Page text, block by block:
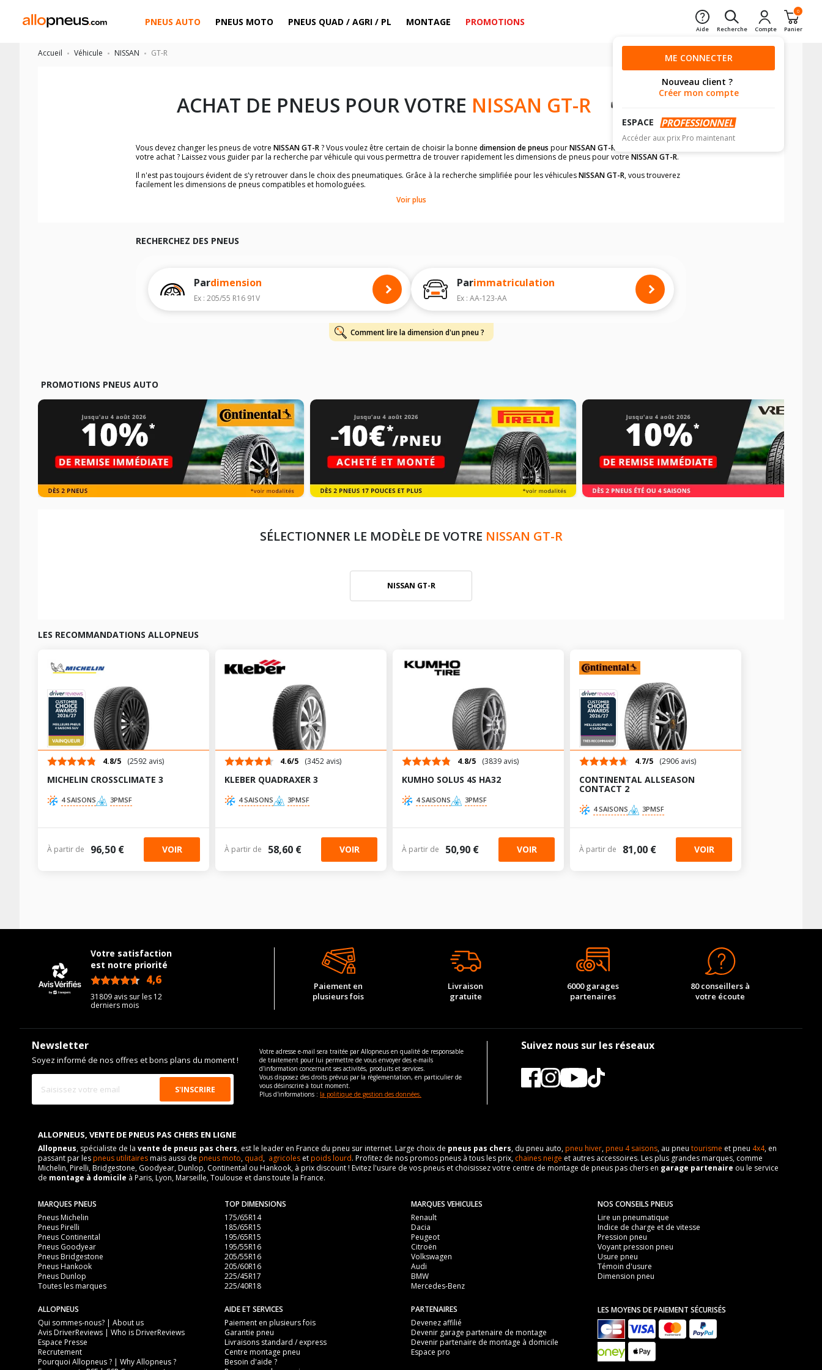
PNEUS AUTO PNEUS MOTO PNEUS QUAD / AGRI / PL MONTAGE PROMOTIONS
Aide Recherche Compte
0
Panier
ME CONNECTER
Nouveau client ?
Créer mon compte
ESPACE
Accéder aux prix Pro maintenant
Accueil Véhicule NISSAN GT-R
ACHAT DE PNEUS POUR VOTRE NISSAN GT-R
Vous devez changer les pneus de votre NISSAN GT-R? Vous voulez être certain de choisir la bonne dimension de pneus pourNISSAN GT-R
votre achat ? Laissez vous guider par la recherche par véhicule qui vous permettra de trouver rapidement les dimensions de pneus pour votre NISSAN GT-R.
Il n'est pas toujours évident de s'y retrouver dans le choix des pneumatiques. Grâce à la recherche simplifiée pour les véhiculesNISSAN GT-R, vous trouverez
facilement les dimensions de pneus compatibles et homologuées.
véhicule ainsi que sur l'étiquette collée à l'intérieur de la portière conducteur.
Pour cela, veuillez sélectionner le modèle de votre véhicule ci-dessous :
Voir plus
RECHERCHEZ DES PNEUS
Pardimension
Ex : 205/55 R16 91V
Parimmatriculation
Ex : AA-123-AA
Comment lire la dimension d'un pneu ?
PROMOTIONS PNEUS AUTO
SÉLECTIONNER LE MODÈLE DE VOTRE NISSAN GT-R
NISSAN GT-R
LES RECOMMANDATIONS ALLOPNEUS
4.8/5 (2592 avis)
MICHELIN CROSSCLIMATE 3
4 SAISONS 3PMSF
À partir de 96,50 € VOIR
4.6/5 (3452 avis)
KLEBER QUADRAXER 3
4 SAISONS 3PMSF
À partir de 58,60 € VOIR
4.8/5 (3839 avis)
KUMHO SOLUS 4S HA32
4 SAISONS 3PMSF
À partir de 50,90 € VOIR
4.7/5 (2906 avis)
CONTINENTAL ALLSEASON
CONTACT 2
4 SAISONS 3PMSF
À partir de 81,00 € VOIR
Votre satisfaction
est notre priorité
4,6
31809 avis sur les 12
derniers mois
Paiement en
plusieurs fois
Livraison
gratuite
6000 garages
partenaires
80 conseillers à
votre écoute
Newsletter
Soyez informé de nos offres et bons plans du moment !
Votre adresse e-mail sera traitée par Allopneus en qualité de responsable
de traitement pour lui permettre de vous envoyer des e-mails
d'information concernant ses activités, produits et services.
Vous disposez des droits prévus par la règlementation, en particulier de
vous désinscrire à tout moment.
Plus d'informations : la politique de gestion des données.
Suivez nous sur les réseaux
ALLOPNEUS, VENTE DE PNEUS PAS CHERS EN LIGNE
Allopneus, spécialiste de la vente de pneus pas chers, est le leader en France du pneu sur internet. Large choix de pneus pas chers, du pneu auto,pneu hiver,pneu 4 saisons, au pneu tourisme et pneu 4x4, en
passant par lespneus utilitairesmais aussi de pneus moto, quad, agricoles etpoids lourd. Profitez de nos promos pneus à tous les prix, chaines neige et autres accessoires. Les plus grandes marques, comme
Michelin, Pirelli, Bridgestone, Goodyear, Dunlop, Continental ou Hankook, à prix discount ! Evitez l'usure de vos pneus et choisissez votre centre de montage de pneus pas chers en garage partenaire ou le service
de montage à domicile à Paris, Lyon, Marseille, Toulouse et dans toute la France.
MARQUES PNEUS
Pneus Michelin
Pneus Pirelli
Pneus Continental
Pneus Goodyear
Pneus Bridgestone
Pneus Hankook
Pneus Dunlop
Toutes les marques
TOP DIMENSIONS
175/65R14
185/65R15
195/65R15
195/55R16
205/55R16
205/60R16
225/45R17
225/40R18
MARQUES VEHICULES
Renault
Dacia
Peugeot
Citroën
Volkswagen
Audi
BMW
Mercedes-Benz
NOS CONSEILS PNEUS
Lire un pneumatique
Indice de charge et de vitesse
Pression pneu
Voyant pression pneu
Usure pneu
Témoin d'usure
Dimension pneu
ALLOPNEUS
Qui sommes-nous? | About us
Avis DriverReviews | Who is DriverReviews
Espace Presse
Recrutement
Pourquoi Allopneus ? | Why Allopneus ?
AIDE ET SERVICES
Paiement en plusieurs fois
Garantie pneu
Livraisons standard / express
Centre montage pneu
Besoin d'aide ?
PARTENAIRES
Devenez affilié
Devenir garage partenaire de montage
Devenir partenaire de montage à domicile
Espace pro
LES MOYENS DE PAIEMENT SÉCURISÉS